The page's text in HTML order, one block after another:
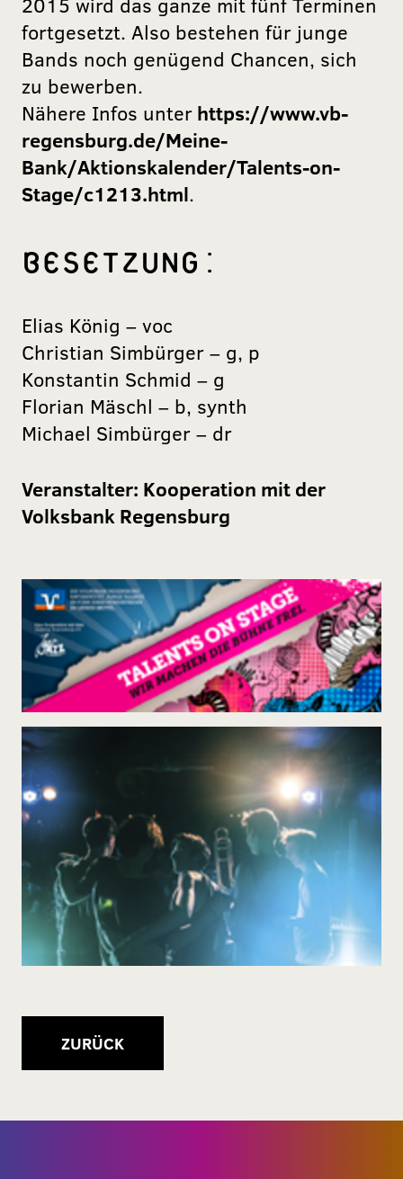
fortgesetzt. Also bestehen für junge
Bands noch genügend Chancen, sich
zu bewerben.
Nähere Infos unter https://www.vb-
regensburg.de/Meine-
Bank/Aktionskalender/Talents-on-
Stage/c1213.html.
BESETZUNG:
Elias König – voc
Christian Simbürger – g, p
Konstantin Schmid – g
Florian Mäschl – b, synth
Michael Simbürger – dr
Veranstalter: Kooperation mit der
Volksbank Regensburg
ZURÜCK